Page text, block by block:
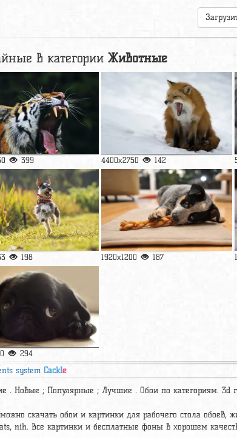
в категорииЖивотные
399 4400x2750 142
198 1920x1200 187
294
systemCackle
. Новые ; Популярные ; Лучшие . Обои по категориям. 3d
скачать обои и картинки для рабочего стола
nih. Все картинки и бесплатные фоны в хорошем